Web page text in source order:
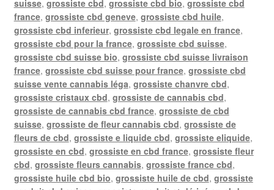
suisse, grossiste cbd, grossiste cbd bio, grossiste cbd
france, grossiste cbd geneve, grossiste cbd huile,
grossiste cbd inferieur, grossiste cbd legale en france,
grossiste cbd pour la france, grossiste cbd suisse,
grossiste cbd suisse bio, grossiste cbd suisse livraison
france, grossiste cbd suisse pour france, grossiste cbd
suisse vente cannabis léga, grossiste chanvre cbd,
grossiste cristaux cbd, grossiste de cannabis cbd,
grossiste de cannabis cbd france, grossiste de cbd
suisse, grossiste de fleur cannabis cbd, grossiste de
fleurs de cbd, grossiste e liquide cbd, grossiste eliquide,
grossiste en cbd, grossiste en cbd france, grossiste fleur
cbd, grossiste fleurs cannabis, grossiste france cbd,
grossiste huile cbd bio, grossiste huile de cbd, grossiste